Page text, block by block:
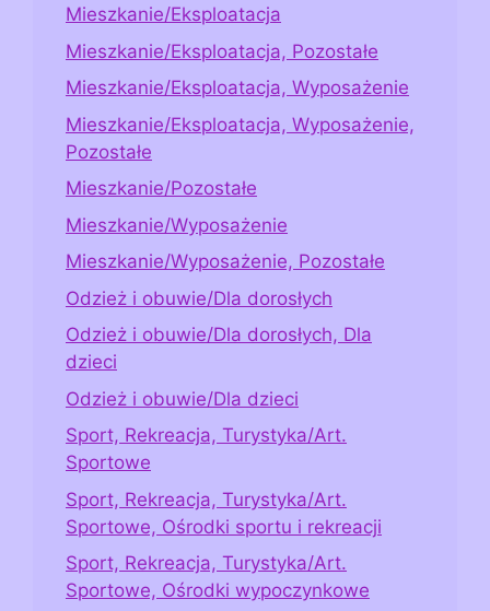
Mieszkanie/Eksploatacja
Mieszkanie/Eksploatacja, Pozostałe
Mieszkanie/Eksploatacja, Wyposażenie
Mieszkanie/Eksploatacja, Wyposażenie,
Pozostałe
Mieszkanie/Pozostałe
Mieszkanie/Wyposażenie
Mieszkanie/Wyposażenie, Pozostałe
Odzież i obuwie/Dla dorosłych
Odzież i obuwie/Dla dorosłych, Dla
dzieci
Odzież i obuwie/Dla dzieci
Sport, Rekreacja, Turystyka/Art.
Sportowe
Sport, Rekreacja, Turystyka/Art.
Sportowe, Ośrodki sportu i rekreacji
Sport, Rekreacja, Turystyka/Art.
Sportowe, Ośrodki wypoczynkowe